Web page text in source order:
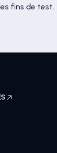
fins de test.